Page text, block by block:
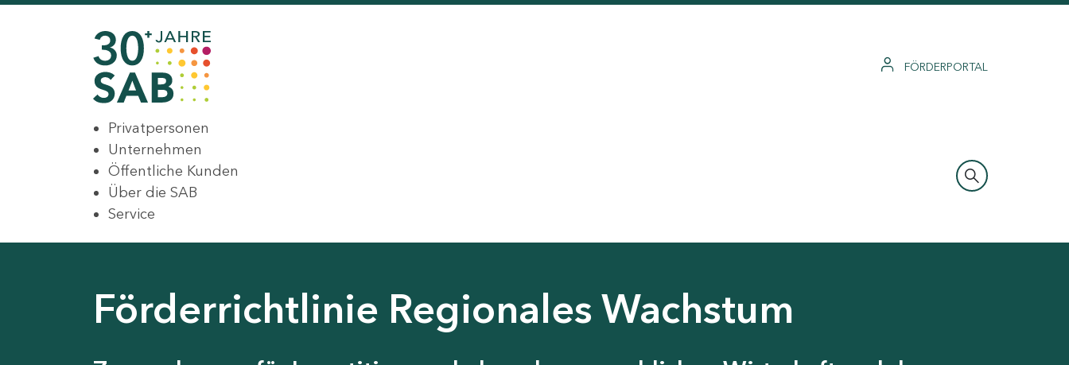
FÖRDERPORTAL
Privatpersonen
Unternehmen
Öffentliche Kunden
Über die SAB
Service
Förderrichtlinie Regionales Wachstum